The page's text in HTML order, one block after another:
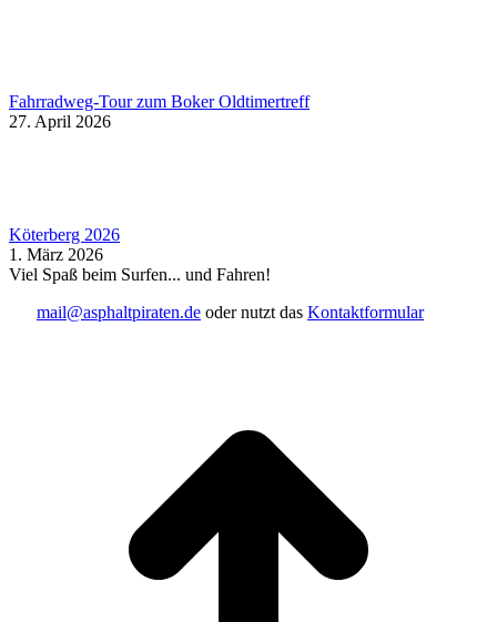
Fahrradweg-Tour zum Boker Oldtimertreff
27. April 2026
Köterberg 2026
1. März 2026
Viel Spaß beim Surfen... und Fahren!
mail@asphaltpiraten.de oder nutzt das Kontaktformular